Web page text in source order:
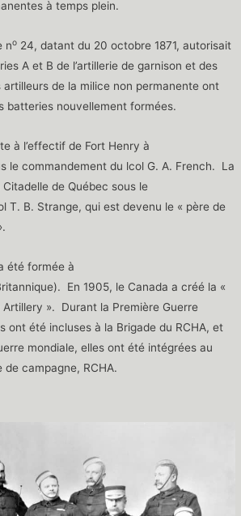
à temps plein.
no 24, datant du 20 octobre 1871, autorisait
A et B de l’artillerie de garnison et des
artilleurs de la milice non permanente ont
batteries nouvellement formées.
à l’effectif de Fort Henry à
le commandement du lcol G. A. French. La
de Québec sous le
T. B. Strange, qui est devenu le « père de
été formée à
En 1905, le Canada a créé la «
Artillery ». Durant la Première Guerre
ont été incluses à la Brigade du RCHA, et
mondiale, elles ont été intégrées au
de campagne, RCHA.